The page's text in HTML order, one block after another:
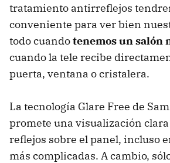
tratamiento antirreflejos
conveniente para ver bien
todo cuandotenemos un salón
cuando la tele recibe
puerta, ventana o cristalera.
La tecnología Glare Free de
promete una visualización
reflejos sobre el panel, incluso
más complicadas. A cambio,